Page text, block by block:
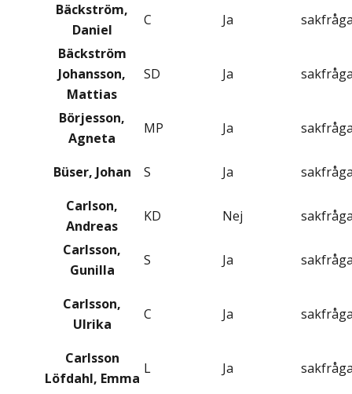
Bäckström,
Daniel
C Ja
Bäckström
Johansson,
Mattias
SD Ja
Börjesson,
Agneta
MP Ja
Büser, Johan S Ja
Carlson,
Andreas
KD Nej
Carlsson,
Gunilla
S Ja
Carlsson,
Ulrika
C Ja
Carlsson
Löfdahl, Emma
L Ja